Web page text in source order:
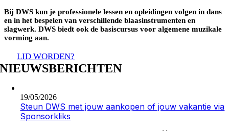
Bij DWS kun je professionele lessen en opleidingen volgen in dans
en in het bespelen van verschillende blaasinstrumenten en
slagwerk. DWS biedt ook de basiscursus voor algemene muzikale
vorming aan.
LID WORDEN?
NIEUWSBERICHTEN
19/05/2026
Steun DWS met jouw aankopen of jouw vakantie via
Sponsorkliks